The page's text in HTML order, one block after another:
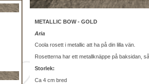
METALLIC BOW - GOLD
Aria
Coola rosett i metallic att ha på din lilla vän.
Rosetterna har ett metallknäppe på baksidan,
Storlek:
Ca 4 cm bred